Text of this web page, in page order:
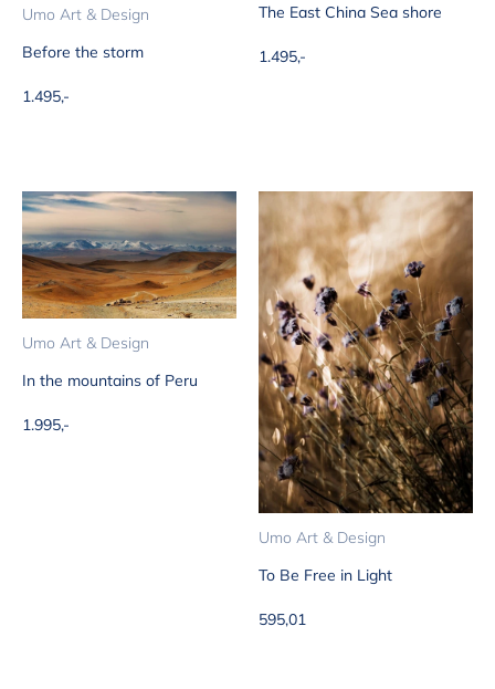
Umo Art & Design
Before the storm
Aanbiedingsprijs
1.495,-
The East China Sea shore
Aanbiedingsprijs
1.495,-
Umo Art & Design
In the mountains of Peru
Aanbiedingsprijs
1.995,-
Umo Art & Design
To Be Free in Light
Aanbiedingsprijs
595,01